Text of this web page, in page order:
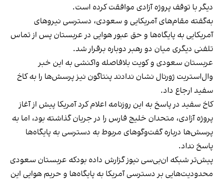
دیگر با توقف پروژه آزادی موافقت کرده است.
به‌گفته مقام‌های آمریکایی و سعودی، دسترسی نیروهای
آمریکایی به پایگاه‌ها و حق عبور هوایی در عربستان پس از تماس
تلفنی دیگری میان دو رهبر دوباره برقرار شد.
عربستان سعودی و کویت بلافاصله واکنشی به این خبر
وال‌استریت ژورنال نشان ندادند پنتاگون نیز پرسش‌ها را به کاخ
سفید ارجاع داد.
کاخ سفید در پاسخ به این روزنامه اعلام کرد آمریکا پیش از آغاز
پروژه آزادی، متحدان خلیج فارس را در جریان گذاشته بود، اما به
پرسش‌ها درباره گفت‌وگوهای مربوط به دسترسی به پایگاه‌ها
پاسخ نداد.
پیش‌تر شبکه ان‌بی‌سی نیوز گزارش داده بودکه عربستان سعودی
محدودیت‌هایی بر دسترسی آمریکا به پایگاه‌ها و حریم هوایی این